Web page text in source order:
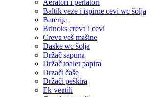
Aeratori i perlatori
Baltik veze i ispirne cevi wc šolja
Baterije
Brinoks creva i cevi
Creva veš mašine
Daske wc šolja
Držač sapuna
Držač toalet papira
Drzači čaše
Držači peškira
Ek ventili